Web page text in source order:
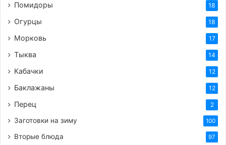
Помидоры 18
Огурцы 18
Морковь 17
Тыква 14
Кабачки 12
Баклажаны 12
Перец 2
Заготовки на зиму 100
Вторые блюда 97